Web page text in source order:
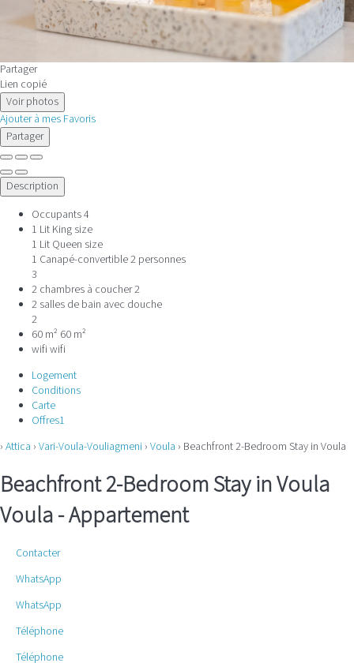
Partager
Lien copié
Voir photos
Ajouter à mes Favoris
Partager
Description
Occupants4
1 Lit King size
1 Lit Queen size
1 Canapé-convertible 2 personnes
3
2 chambres à coucher2
2 salles de bain avec douche
2
60 m² 60 m²
wifi wifi
Logement
Conditions
Carte
Offres1
› Attica › Vari-Voula-Vouliagmeni › Voula › Beachfront 2-Bedroom Stay in Voula
Beachfront 2-Bedroom Stay in Voula
Voula -Appartement
Contacter
WhatsApp
WhatsApp
Téléphone
Téléphone